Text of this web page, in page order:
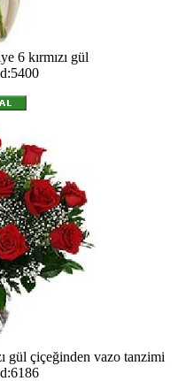
6 kırmızı gül
gül çiçeğinden vazo tanzimi